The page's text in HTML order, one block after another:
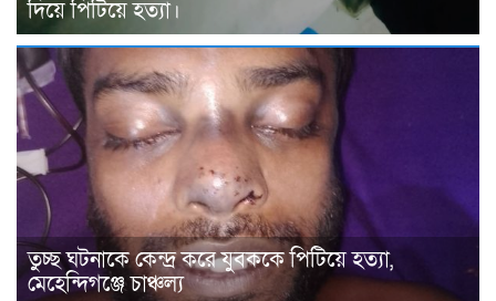
দিয়ে পিটিয়ে হত্যা।
তুচ্ছ ঘটনাকে কেন্দ্র করে যুবককে পিটিয়ে হত্যা,
মেহেন্দিগঞ্জে চাঞ্চল্য